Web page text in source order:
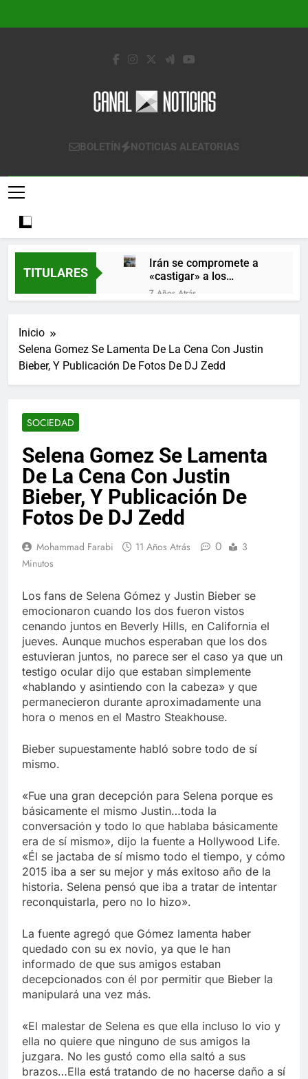
Canal Noticias
Canal Noticias
BOLETÍN NOTICIAS ALEATORIAS
TITULARES
Irán se compromete a
«castigar» a los
responsables de
derribar un avión
7 Años Atrás
diciembre
Los últimos paquetes
especiales Hush Socks
7 Años Atrás
La familia Kennedy
entierra a otro
miembro de la familia
7 Años Atrás
Cápsulas Ultra Max
Testo a Precios
Especiales en México,
Colombia, Perú ,
7 Años Atrás
Crema Precios –
México – Descuentos
Masivos en Mercado
Libre
7 Años Atrás
Crucero en México te
lleva a lugares
paranormales con
binoculares de visión
nocturna y reuniones de
secuestrados
7 Años Atrás
La Inteligencia Artificial
deepfake de Samsung
fabrica un clip de
movimiento desde una
sola foto
7 Años Atrás
Inicio
Selena Gomez Se Lamenta De La Cena Con Justin
Bieber, Y Publicación De Fotos De DJ Zedd
SOCIEDAD
Selena Gomez Se Lamenta
De La Cena Con Justin
Bieber, Y Publicación De
Fotos De DJ Zedd
Mohammad Farabi 11 Años Atrás 0
3
Minutos
Los fans de Selena Gómez y Justin Bieber se
emocionaron cuando los dos fueron vistos
cenando juntos en Beverly Hills, en California el
jueves. Aunque muchos esperaban que los dos
estuvieran juntos, no parece ser el caso ya que un
testigo ocular dijo que estaban simplemente
«hablando y asintiendo con la cabeza» y que
permanecieron durante aproximadamente una
hora o menos en el Mastro Steakhouse.
Bieber supuestamente habló sobre todo de sí
mismo.
«Fue una gran decepción para Selena porque es
básicamente el mismo Justin…toda la
conversación y todo lo que hablaba básicamente
era de sí mismo», dijo la fuente a Hollywood Life.
«Él se jactaba de sí mismo todo el tiempo, y cómo
2015 iba a ser su mejor y más exitoso año de la
historia. Selena pensó que iba a tratar de intentar
reconquistarla, pero no lo hizo».
La fuente agregó que Gómez lamenta haber
quedado con su ex novio, ya que le han
informado de que sus amigos estaban
decepcionados con él por permitir que Bieber la
manipulará una vez más.
«El malestar de Selena es que ella incluso lo vio y
ella no quiere que ninguno de sus amigos la
juzgara. No les gustó como ella saltó a sus
brazos…Ella está tratando de no hacerse daño a sí